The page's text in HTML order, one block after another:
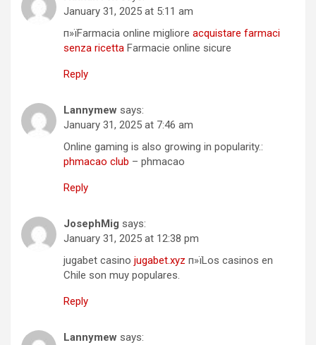
January 31, 2025 at 5:11 am
п»їFarmacia online migliore acquistare farmaci
senza ricetta Farmacie online sicure
Reply
Lannymew says:
January 31, 2025 at 7:46 am
Online gaming is also growing in popularity.:
phmacao club – phmacao
Reply
JosephMig says:
January 31, 2025 at 12:38 pm
jugabet casino jugabet.xyz п»їLos casinos en
Chile son muy populares.
Reply
Lannymew says: